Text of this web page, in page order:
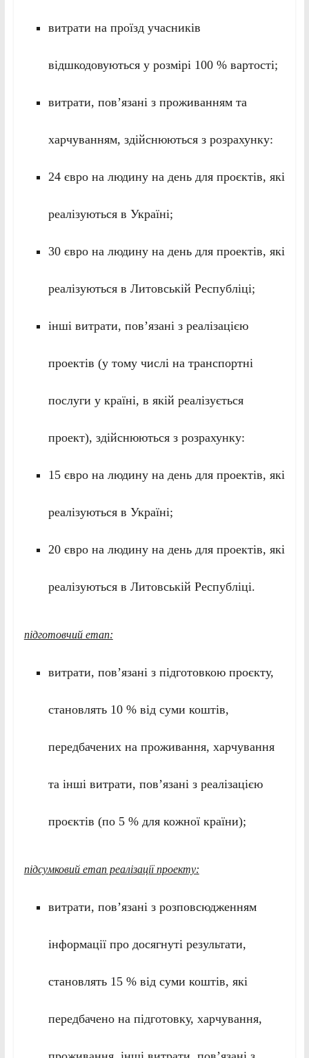
витрати на проїзд учасників
відшкодовуються у розмірі 100 % вартості;
витрати, пов’язані з проживанням та
харчуванням, здійснюються з розрахунку:
24 євро на людину на день для проєктів, які
реалізуються в Україні;
30 євро на людину на день для проектів, які
реалізуються в Литовській Республіці;
інші витрати, пов’язані з реалізацією
проектів (у тому числі на транспортні
послуги у країні, в якій реалізується
проект), здійснюються з розрахунку:
15 євро на людину на день для проектів, які
реалізуються в Україні;
20 євро на людину на день для проектів, які
реалізуються в Литовській Республіці.
підготовчий етап:
витрати, пов’язані з підготовкою проєкту,
становлять 10 % від суми коштів,
передбачених на проживання, харчування
та інші витрати, пов’язані з реалізацією
проєктів (по 5 % для кожної країни);
підсумковий етап реалізації проекту:
витрати, пов’язані з розповсюдженням
інформації про досягнуті результати,
становлять 15 % від суми коштів, які
передбачено на підготовку, харчування,